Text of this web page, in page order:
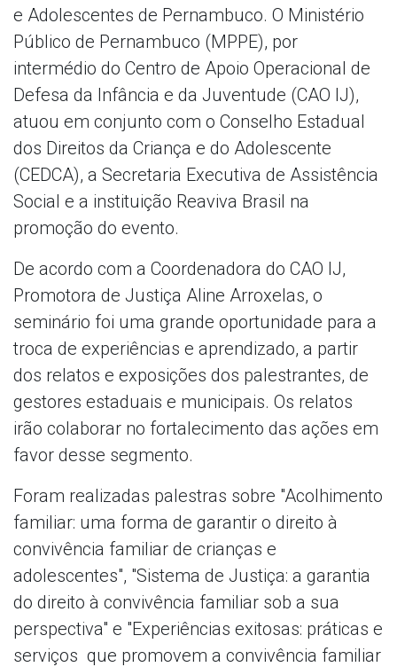
e Adolescentes de Pernambuco. O Ministério
Público de Pernambuco (MPPE), por
intermédio do Centro de Apoio Operacional de
Defesa da Infância e da Juventude (CAO IJ),
atuou em conjunto com o Conselho Estadual
dos Direitos da Criança e do Adolescente
(CEDCA), a Secretaria Executiva de Assistência
Social e a instituição Reaviva Brasil na
promoção do evento.
De acordo com a Coordenadora do CAO IJ,
Promotora de Justiça Aline Arroxelas, o
seminário foi uma grande oportunidade para a
troca de experiências e aprendizado, a partir
dos relatos e exposições dos palestrantes, de
gestores estaduais e municipais. Os relatos
irão colaborar no fortalecimento das ações em
favor desse segmento.
Foram realizadas palestras sobre "Acolhimento
familiar: uma forma de garantir o direito à
convivência familiar de crianças e
adolescentes", "Sistema de Justiça: a garantia
do direito à convivência familiar sob a sua
perspectiva" e "Experiências exitosas: práticas e
serviços que promovem a convivência familiar